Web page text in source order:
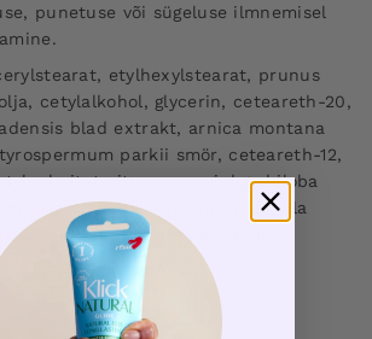
punetuse või sügeluse ilmnemisel
etylhexylstearat, prunus
cetylalkohol, glycerin, ceteareth-20,
blad extrakt, arnica montana
parkii smör, ceteareth-12,
citronsyra, ginkgo biloba
chinensis fröolja, trigonella
extrakt, etylhexylglycerin,